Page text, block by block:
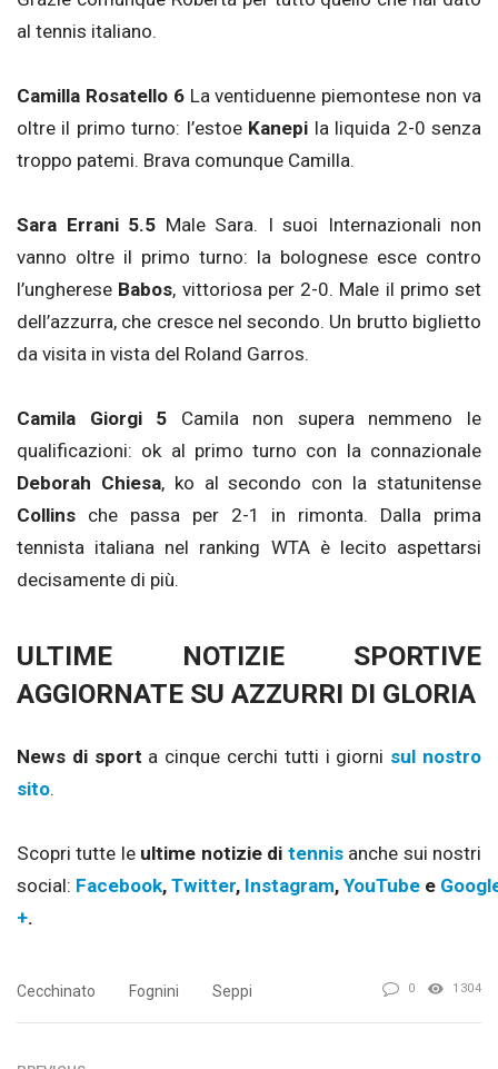
al tennis italiano.
Camilla Rosatello 6La ventiduenne piemontese non va
oltre il primo turno: l’estoe Kanepi la liquida 2-0 senza
troppo patemi. Brava comunque Camilla.
Sara Errani 5.5 Male Sara. I suoi Internazionali non
vanno oltre il primo turno: la bolognese esce contro
l’ungherese Babos, vittoriosa per 2-0. Male il primo set
dell’azzurra, che cresce nel secondo. Un brutto biglietto
da visita in vista del Roland Garros.
Camila Giorgi 5 Camila non supera nemmeno le
qualificazioni: ok al primo turno con la connazionale
Deborah Chiesa, ko al secondo con la statunitense
Collins che passa per 2-1 in rimonta. Dalla prima
tennista italiana nel ranking WTA è lecito aspettarsi
decisamente di più.
ULTIME NOTIZIE SPORTIVE
AGGIORNATE SU AZZURRI DI GLORIA
News di sport a cinque cerchi tutti i giorni sul nostro
sito.
Scopri tutte le ultime notizie di tennis anche sui nostri
social: Facebook, Twitter, Instagram, YouTube e
+.
Cecchinato Fognini Seppi 0 1304